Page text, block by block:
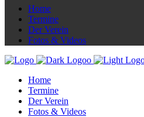
Home
Termine
Der Verein
Fotos & Videos
Home
Termine
Der Verein
Fotos & Videos